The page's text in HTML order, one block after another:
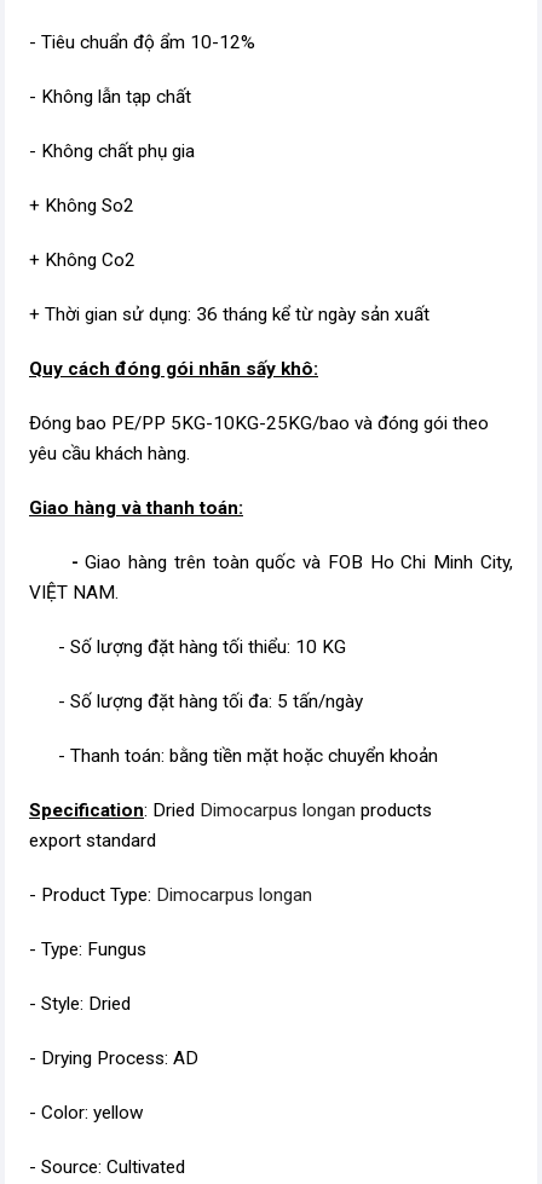
- Tiêu chuẩn độ ẩm 10-12%
- Không lẫn tạp chất
- Không chất phụ gia
+ Không So2
+ Không Co2
+ Thời gian sử dụng: 36 tháng kể từ ngày sản xuất
Quy cách đóng gói nhãn sấy khô:
Đóng bao PE/PP 5KG-10KG-25KG/bao và đóng gói theo
yêu cầu khách hàng.
Giao hàng và thanh toán:
- Giao hàng trên toàn quốc và FOB Ho Chi Minh City,
VIỆT NAM.
- Số lượng đặt hàng tối thiểu: 10 KG
- Số lượng đặt hàng tối đa: 5 tấn/ngày
- Thanh toán: bằng tiền mặt hoặc chuyển khoản
Specification: Dried Dimocarpus longan products
export standard
- Product Type: Dimocarpus longan
- Type: Fungus
- Style: Dried
- Drying Process: AD
- Color: yellow
- Source: Cultivated